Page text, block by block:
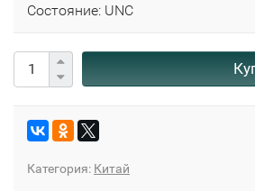
Состояние: UNC
Категория: Китай